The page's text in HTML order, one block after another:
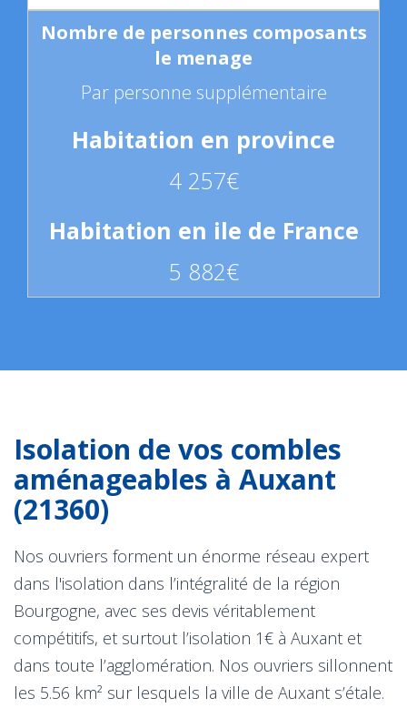
Par personne supplémentaire
4 257€
5 882€
Isolation de vos combles
aménageables à Auxant
(21360)
Nos ouvriers forment un énorme réseau expert
dans l'isolation dans l’intégralité de la région
Bourgogne, avec ses devis véritablement
compétitifs, et surtout l’isolation 1€ à Auxant et
dans toute l’agglomération. Nos ouvriers sillonnent
les 5.56 km² sur lesquels la ville de Auxant s’étale.